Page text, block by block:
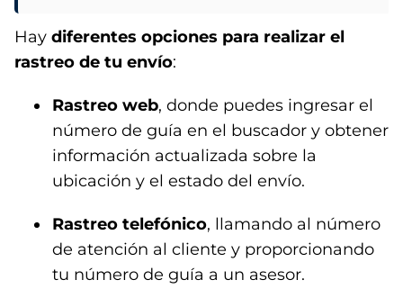
Hay diferentes opciones para realizar el
rastreo de tu envío:
Rastreo web, donde puedes ingresar el
número de guía en el buscador y obtener
información actualizada sobre la
ubicación y el estado del envío.
Rastreo telefónico, llamando al número
de atención al cliente y proporcionando
tu número de guía a un asesor.